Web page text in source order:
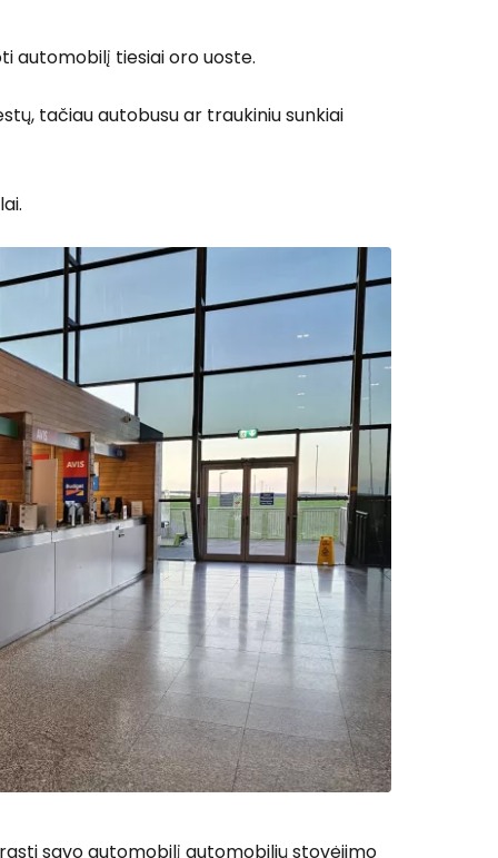
automobilį tiesiai oro uoste.
tačiau autobusu ar traukiniu sunkiai
savo automobilį automobilių stovėjimo